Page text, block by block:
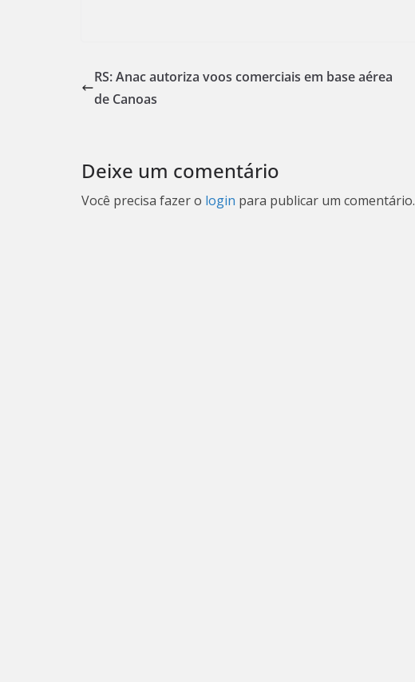
RS: Anac autoriza voos comerciais em base aérea
de Canoas
Deixe um comentário
Você precisa fazer o login para publicar um comentário.